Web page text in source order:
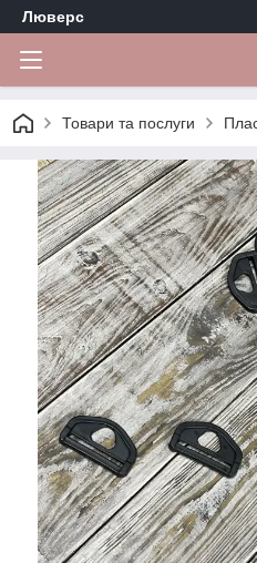
Люверс
Товари та послуги